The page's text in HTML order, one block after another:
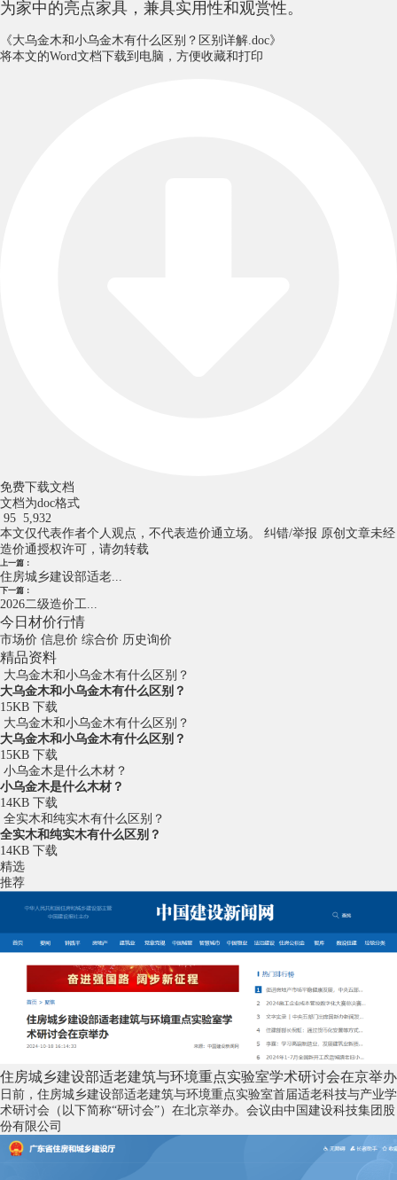
为家中的亮点家具，兼具实用性和观赏性。
《大乌金木和小乌金木有什么区别？区别详解.doc》
将本文的Word文档下载到电脑，方便收藏和打印
免费下载文档
文档为doc格式
95 5,932
本文仅代表作者个人观点，不代表造价通立场。 纠错/举报 原创文章未经
造价通授权许可，请勿转载
上一篇：
住房城乡建设部适老...
下一篇：
2026二级造价工...
今日材价行情
市场价 信息价 综合价 历史询价
精品资料
大乌金木和小乌金木有什么区别？
大乌金木和小乌金木有什么区别？
15KB 下载
大乌金木和小乌金木有什么区别？
大乌金木和小乌金木有什么区别？
15KB 下载
小乌金木是什么木材？
小乌金木是什么木材？
14KB 下载
全实木和纯实木有什么区别？
全实木和纯实木有什么区别？
14KB 下载
精选
推荐
住房城乡建设部适老建筑与环境重点实验室学术研讨会在京举办
日前，住房城乡建设部适老建筑与环境重点实验室首届适老科技与产业学
术研讨会（以下简称“研讨会”）在北京举办。会议由中国建设科技集团股
份有限公司